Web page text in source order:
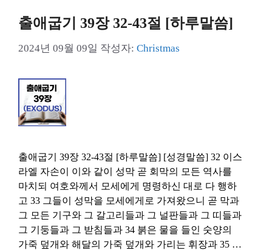
출애굽기 39장 32-43절 [하루말씀]
2024년 09월 09일 작성자: Christmas
출애굽기 39장 32-43절 [하루말씀] [성경말씀] 32 이스
라엘 자손이 이와 같이 성막 곧 회막의 모든 역사를
마치되 여호와께서 모세에게 명령하신 대로 다 행하
고 33 그들이 성막을 모세에게로 가져왔으니 곧 막과
그 모든 기구와 그 갈고리들과 그 널판들과 그 띠들과
그 기둥들과 그 받침들과 34 붉은 물을 들인 숫양의
가죽 덮개와 해달의 가죽 덮개와 가리는 휘장과 35 …